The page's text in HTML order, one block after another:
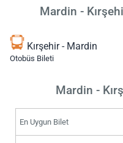
Mardin -
Kırşehir - Mardin
Otobüs Bileti
Mardin -
En Uygun Bilet